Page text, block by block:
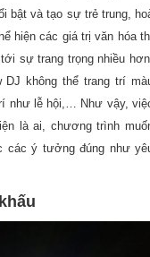
bật và tạo sự trẻ trung,
hiện các giá trị văn hóa
sự trang trọng nhiều
không thể trang trí
như lễ hội,… Như vậy,
là ai, chương trình
các ý tưởng đúng như